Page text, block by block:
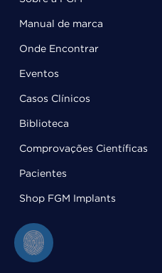
Manual de marca
Onde Encontrar
Eventos
Casos Clínicos
Biblioteca
Comprovações Científicas
Pacientes
Shop FGM Implants